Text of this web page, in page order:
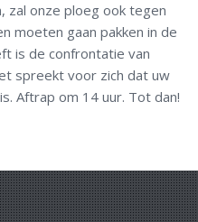
zal onze ploeg ook tegen
moeten gaan pakken in de
is de confrontatie van
spreekt voor zich dat uw
Aftrap om 14 uur. Tot dan!